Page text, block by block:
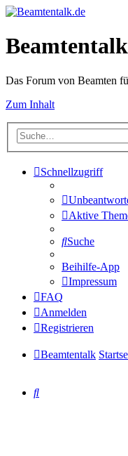
Das Forum von Beamten
Zum Inhalt
Schnellzugriff
Aktive
Suche
Beihilfe-App
Impressum
FAQ
Anmelden
Registrieren
Beamtentalk
Suche